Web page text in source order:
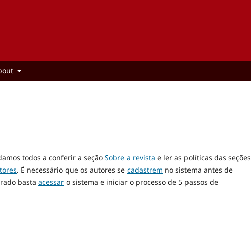
todos a conferir a seção Sobre a revista e ler as políticas das seções
. É necessário que os autores se cadastrem no sistema antes de
basta acessar o sistema e iniciar o processo de 5 passos de